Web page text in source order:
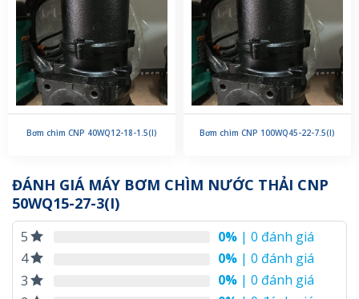
Bơm chìm CNP 40WQ12-18-1.5(I) Bơm chìm CNP 100WQ45-22-7.5(I)
ĐÁNH GIÁ MÁY BƠM CHÌM NƯỚC THẢI CNP
50WQ15-27-3(I)
5 0% | 0 đánh giá
4
0% | 0 đánh giá
3
0% | 0 đánh giá